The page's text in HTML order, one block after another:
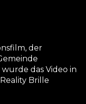
der
das Video in
Brille